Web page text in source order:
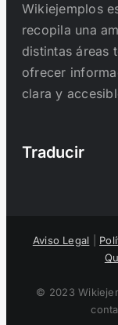
Wikiejemplos
recopila una
distintas áreas
ofrecer
clara y
Traducir
Aviso Legal
© 2023